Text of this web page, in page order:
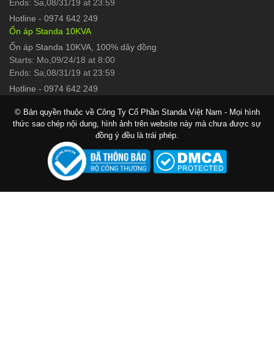
Ends: Sa,08/31/19 at 23:59
Hotline - 0974 642 249
Ổn áp Standa 10KVA
Ổn áp Standa 10KVA, 100% dây đồng
Starts: Mo,09/24/18 at 8:00
Ends: Sa,08/31/19 at 23:59
Hotline - 0974 642 249
© Bản quyền thuộc về Công Ty Cổ Phần Standa Việt Nam - Mọi hình
thức sao chép nội dung, hình ảnh trên website này mà chưa được sự
đồng ý đều là trái phép.